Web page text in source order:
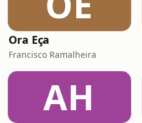
Ora Eça
Francisco Ramalheira
AH